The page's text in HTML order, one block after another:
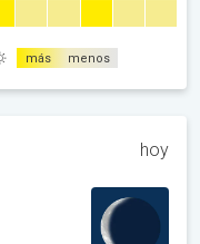
más menos
hoy